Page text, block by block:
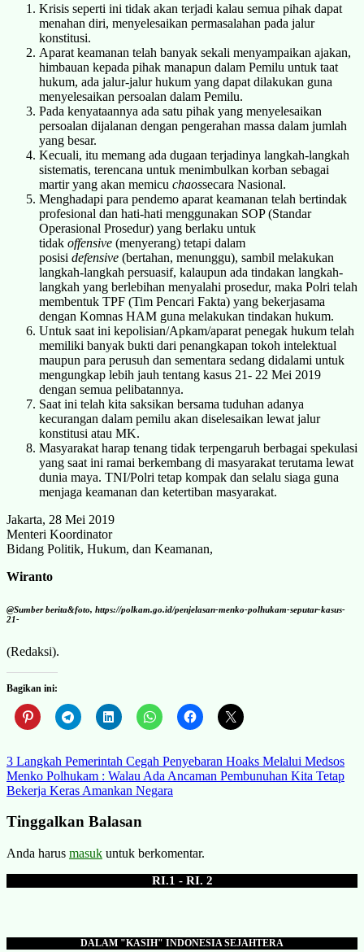
Krisis seperti ini tidak akan terjadi kalau semua pihak dapat
menahan diri, menyelesaikan permasalahan pada jalur
konstitusi.
Aparat keamanan telah banyak sekali menyampaikan ajakan,
himbauan kepada pihak manapun dalam Pemilu untuk taat
hukum, ada jalur-jalur hukum yang dapat dilakukan guna
menyelesaikan persoalan dalam Pemilu.
Pada kenyataannya ada satu pihak yang menyelesaikan
persoalan dijalanan dengan pengerahan massa dalam jumlah
yang besar.
Kecuali, itu memang ada dugaan terjadinya langkah-langkah
sistematis, terencana untuk menimbulkan korban sebagai
martir yang akan memicu chaossecara Nasional.
Menghadapi para pendemo aparat keamanan telah bertindak
profesional dan hati-hati menggunakan SOP (Standar
Operasional Prosedur) yang berlaku untuk
tidak offensive (menyerang) tetapi dalam
posisi defensive (bertahan, menunggu), sambil melakukan
langkah-langkah persuasif, kalaupun ada tindakan langkah-
langkah yang berlebihan menyalahi prosedur, maka Polri telah
membentuk TPF (Tim Pencari Fakta) yang bekerjasama
dengan Komnas HAM guna melakukan tindakan hukum.
Untuk saat ini kepolisian/Apkam/aparat penegak hukum telah
memiliki banyak bukti dari penangkapan tokoh intelektual
maupun para perusuh dan sementara sedang didalami untuk
mengungkap lebih jauh tentang kasus 21- 22 Mei 2019
dengan semua pelibatannya.
Saat ini telah kita saksikan bersama tuduhan adanya
kecurangan dalam pemilu akan diselesaikan lewat jalur
konstitusi atau MK.
Masyarakat harap tenang tidak terpengaruh berbagai spekulasi
yang saat ini ramai berkembang di masyarakat terutama lewat
dunia maya. TNI/Polri tetap kompak dan selalu siaga guna
menjaga keamanan dan ketertiban masyarakat.
Jakarta, 28 Mei 2019
Menteri Koordinator
Bidang Politik, Hukum, dan Keamanan,
Wiranto
@Sumber berita&foto, https://polkam.go.id/penjelasan-menko-polhukam-seputar-kasus-
21-
(Redaksi).
Bagikan ini:
Navigasi
pos
3 Langkah Pemerintah Cegah Penyebaran Hoaks Melalui Medsos
Menko Polhukam : Walau Ada Ancaman Pembunuhan Kita Tetap
Bekerja Keras Amankan Negara
Tinggalkan Balasan
Anda harus masuk untuk berkomentar.
RI.1 - RI. 2
DALAM "KASIH" INDONESIA SEJAHTERA